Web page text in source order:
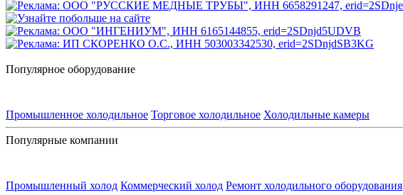
Популярное оборудование
Промышленное холодильное Торговое холодильное Холодильные камеры
Популярные компании
Промышленный холод Коммерческий холод Ремонт холодильного оборудования